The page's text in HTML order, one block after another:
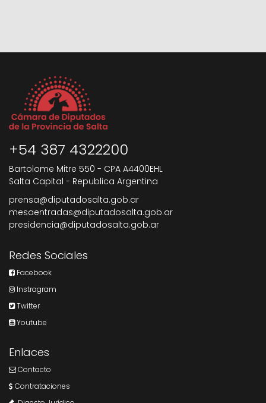
+54 387 4322200
Bartolome Mitre 550 - CPA A4400EHL
Salta Capital - Republica Argentina
prensa@diputadosalta.gob.ar
mesaentradas@diputadosalta.gob.ar
presidencia@diputadosalta.gob.ar
Redes Sociales
Facebook
Instragram
Twitter
Youtube
Enlaces
Contacto
Contrataciones